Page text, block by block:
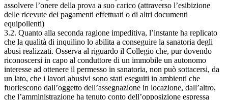
assolvere l’onere della prova a suo carico (attraverso l’esibizione
delle ricevute dei pagamenti effettuati o di altri documenti
equipollenti)
3.2. Quanto alla seconda ragione impeditiva, l’instante ha replicato
che la qualità di inquilino lo abilita a conseguire la sanatoria degli
abusi realizzati. Osserva al riguardo il Collegio che, pur dovendo
riconoscersi in capo al conduttore di un immobile un autonomo
interesse ad ottenere il permesso in sanatoria, non può sottacersi, da
un lato, che i lavori abusivi sono stati eseguiti in ambienti che
fuoriescono dall’oggetto dell’assegnazione in locazione, dall’altro,
che l’amministrazione ha tenuto conto dell’opposizione espressa